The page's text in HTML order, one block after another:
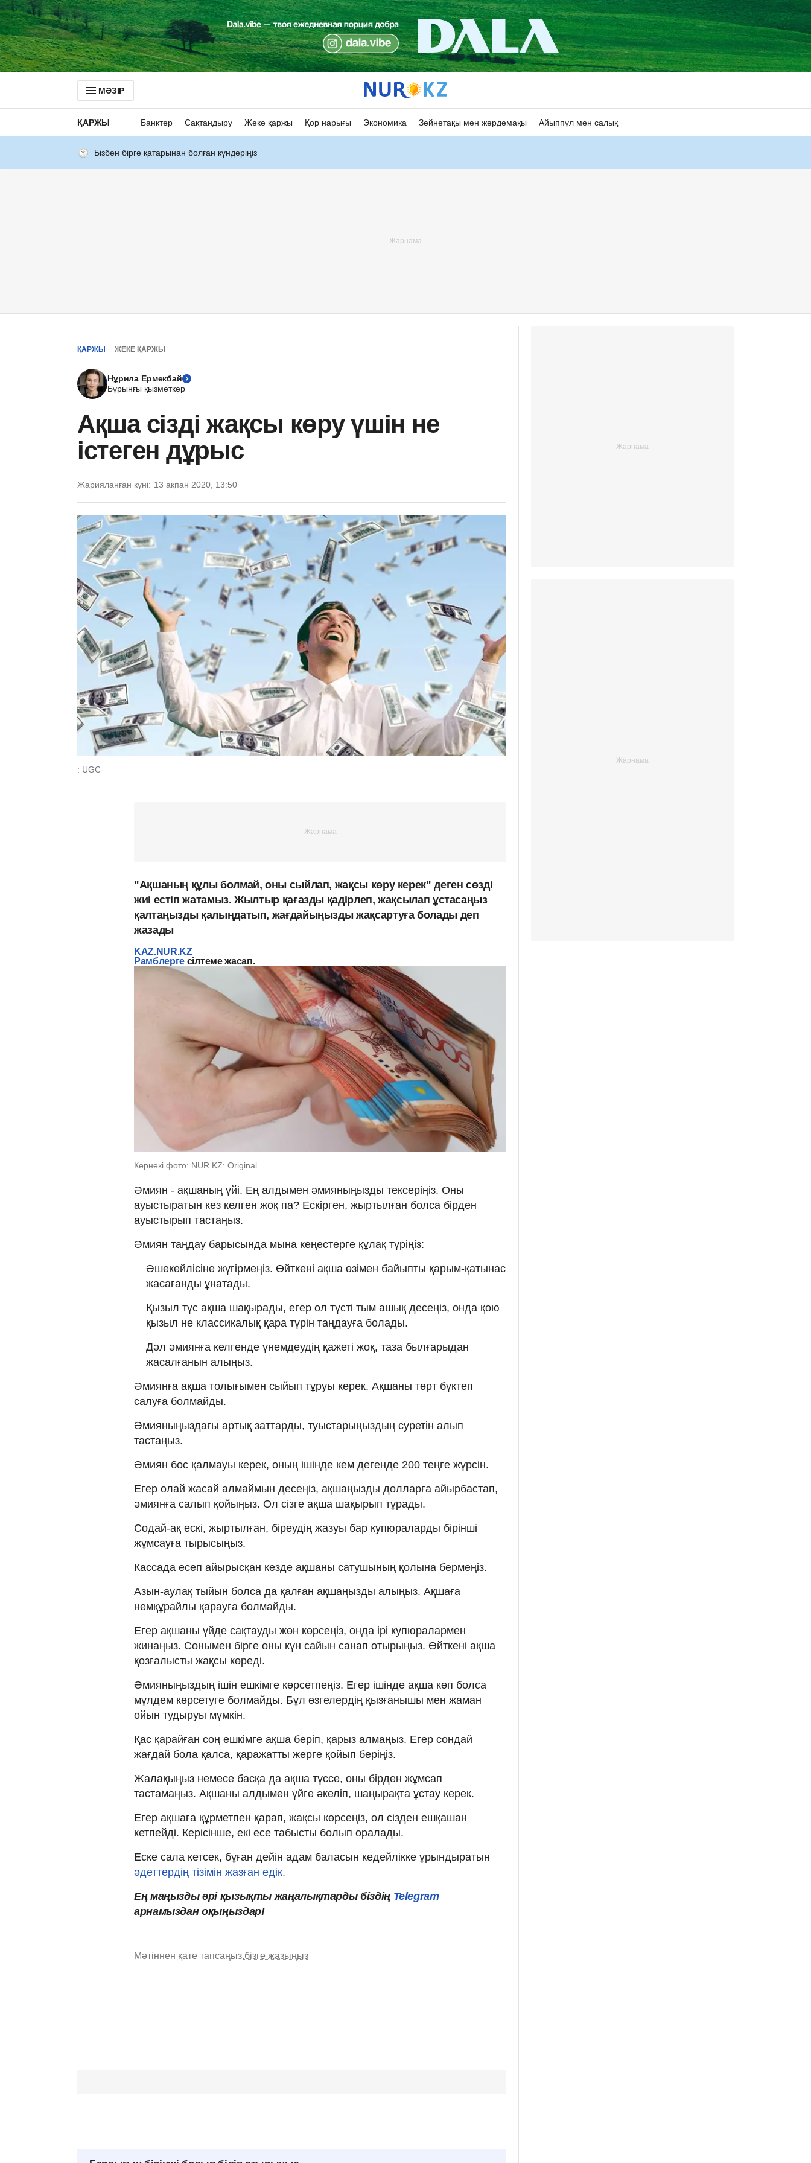
МӘЗІР
ҚАРЖЫ Банктер Сақтандыру Жеке қаржы Қор нарығы Экономика Зейнетақы мен жәрдемақы Айыппұл мен салық
Бізбен бірге қатарынан болған күндеріңіз
ҚАРЖЫ ЖЕКЕ ҚАРЖЫ
Нұрила Ермекбай
Бұрынғы қызметкер
Ақша сізді жақсы көру үшін не
істеген дұрыс
Жарияланған күні: 13 ақпан 2020, 13:50
: UGC
"Ақшаның құлы болмай, оны сыйлап, жақсы көру керек" деген сөзді
жиі естіп жатамыз. Жылтыр қағазды қадірлеп, жақсылап ұстасаңыз
қалтаңызды қалыңдатып, жағдайыңызды жақсартуға болады деп
жазады
KAZ.NUR.KZ
Рамблерге сілтеме жасап.
Көрнекі фото: NUR.KZ: Original
Әмиян - ақшаның үйі. Ең алдымен әмияныңызды тексеріңіз. Оны
ауыстыратын кез келген жоқ па? Ескірген, жыртылған болса бірден
ауыстырып тастаңыз.
Әмиян таңдау барысында мына кеңестерге құлақ түріңіз:
Әшекейлісіне жүгірмеңіз. Өйткені ақша өзімен байыпты қарым-қатынас
жасағанды ұнатады.
Қызыл түс ақша шақырады, егер ол түсті тым ашық десеңіз, онда қою
қызыл не классикалық қара түрін таңдауға болады.
Дәл әмиянға келгенде үнемдеудің қажеті жоқ, таза былғарыдан
жасалғанын алыңыз.
Әмиянға ақша толығымен сыйып тұруы керек. Ақшаны төрт бүктеп
салуға болмайды.
Әмияныңыздағы артық заттарды, туыстарыңыздың суретін алып
тастаңыз.
Әмиян бос қалмауы керек, оның ішінде кем дегенде 200 теңге жүрсін.
Егер олай жасай алмаймын десеңіз, ақшаңызды долларға айырбастап,
әмиянға салып қойыңыз. Ол сізге ақша шақырып тұрады.
Содай-ақ ескі, жыртылған, біреудің жазуы бар купюраларды бірінші
жұмсауға тырысыңыз.
Кассада есеп айырысқан кезде ақшаны сатушының қолына бермеңіз.
Азын-аулақ тыйын болса да қалған ақшаңызды алыңыз. Ақшаға
немқұрайлы қарауға болмайды.
Егер ақшаны үйде сақтауды жөн көрсеңіз, онда ірі купюралармен
жинаңыз. Сонымен бірге оны күн сайын санап отырыңыз. Өйткені ақша
қозғалысты жақсы көреді.
Әмияныңыздың ішін ешкімге көрсетпеңіз. Егер ішінде ақша көп болса
мүлдем көрсетуге болмайды. Бұл өзгелердің қызғанышы мен жаман
ойын тудыруы мүмкін.
Қас қарайған соң ешкімге ақша беріп, қарыз алмаңыз. Егер сондай
жағдай бола қалса, қаражатты жерге қойып беріңіз.
Жалақыңыз немесе басқа да ақша түссе, оны бірден жұмсап
тастамаңыз. Ақшаны алдымен үйге әкеліп, шаңырақта ұстау керек.
Егер ақшаға құрметпен қарап, жақсы көрсеңіз, ол сізден ешқашан
кетпейді. Керісінше, екі есе табысты болып оралады.
Еске сала кетсек, бұған дейін адам баласын кедейлікке ұрындыратын
әдеттердің тізімін жазған едік.
Ең маңызды әрі қызықты жаңалықтарды біздің Telegram
арнамыздан оқыңыздар!
Мәтіннен қате тапсаңыз,бізге жазыңыз